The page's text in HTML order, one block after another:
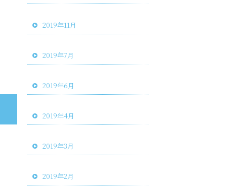
2019年11月
2019年7月
2019年6月
2019年4月
2019年3月
2019年2月